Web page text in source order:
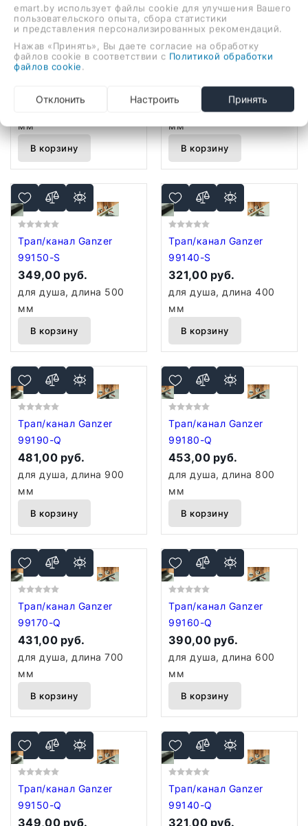
Трап/канал Ganzer
426,00 руб.
мм
В корзину
Трап/канал Ganzer
386,00 руб.
для душа, длина 600
мм
В корзину
Трап/канал Ganzer
99150-S
349,00 руб.
для душа, длина 500
мм
В корзину
Трап/канал Ganzer
99140-S
321,00 руб.
для душа, длина 400
мм
В корзину
Трап/канал Ganzer
99190-Q
481,00 руб.
для душа, длина 900
мм
В корзину
Трап/канал Ganzer
99180-Q
453,00 руб.
для душа, длина 800
мм
В корзину
Трап/канал Ganzer
99170-Q
431,00 руб.
для душа, длина 700
мм
В корзину
Трап/канал Ganzer
99160-Q
390,00 руб.
для душа, длина 600
мм
В корзину
Трап/канал Ganzer
99150-Q
349,00 руб.
Трап/канал Ganzer
99140-Q
321,00 руб.
emart.by использует файлы cookie для улучшения Вашего
пользовательского опыта, сбора статистики
и представления персонализированных рекомендаций.
Нажав «Принять», Вы даете согласие на обработку
файлов cookie в соответствии с Политикой обработки
файлов cookie.
Отклонить Настроить Принять